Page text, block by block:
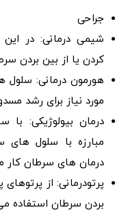
جراحی
شیمی درمانی: در
کردن یا از بین بردن
هورمون درمانی: سلول
مورد نیاز برای رشد
درمان بیولوژیکی:
مبارزه با سلول های
درمان های سرطان کار
پرتودرمانی: از
بردن سرطان استفاده